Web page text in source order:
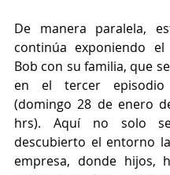
De manera paralela,
continúa exponiendo
Bob con su familia, que
en el tercer episodio
(domingo 28 de enero
hrs). Aquí no solo
descubierto el entorno
empresa, donde hijos,